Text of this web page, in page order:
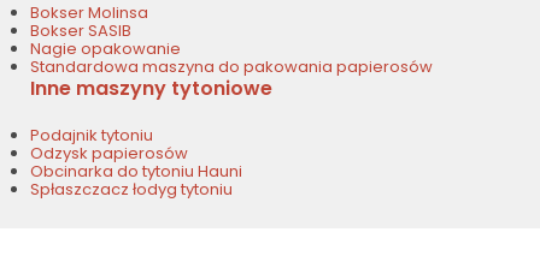
Bokser Molinsa
Bokser SASIB
Nagie opakowanie
Standardowa maszyna do pakowania papierosów
Inne maszyny tytoniowe
Podajnik tytoniu
Odzysk papierosów
Obcinarka do tytoniu Hauni
Spłaszczacz łodyg tytoniu